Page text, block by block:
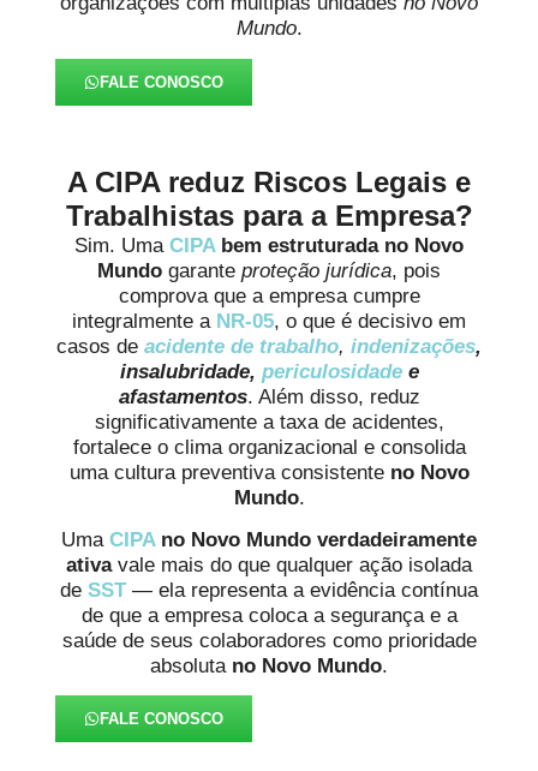
Mundo.
FALE CONOSCO
A CIPA reduz Riscos Legais e
Trabalhistas para a Empresa?
Sim. Uma CIPAbem estruturada no Novo
Mundo garante proteção jurídica, pois
comprova que a empresa cumpre
integralmente a NR-05, o que é decisivo em
casos de acidente de trabalho, indenizações,
insalubridade, periculosidadee
afastamentos. Além disso, reduz
significativamente a taxa de acidentes,
fortalece o clima organizacional e consolida
uma cultura preventiva consistente no Novo
Mundo.
Uma CIPAno Novo Mundo verdadeiramente
ativavale mais do que qualquer ação isolada
de SST— ela representa a evidência contínua
de que a empresa coloca a segurança e a
saúde de seus colaboradores como prioridade
absoluta no Novo Mundo.
FALE CONOSCO